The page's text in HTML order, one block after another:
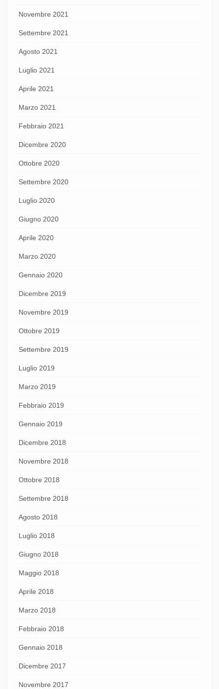
Novembre 2021
Settembre 2021
Agosto 2021
Luglio 2021
Aprile 2021
Marzo 2021
Febbraio 2021
Dicembre 2020
Ottobre 2020
Settembre 2020
Luglio 2020
Giugno 2020
Aprile 2020
Marzo 2020
Gennaio 2020
Dicembre 2019
Novembre 2019
Ottobre 2019
Settembre 2019
Luglio 2019
Marzo 2019
Febbraio 2019
Gennaio 2019
Dicembre 2018
Novembre 2018
Ottobre 2018
Settembre 2018
Agosto 2018
Luglio 2018
Giugno 2018
Maggio 2018
Aprile 2018
Marzo 2018
Febbraio 2018
Gennaio 2018
Dicembre 2017
Novembre 2017